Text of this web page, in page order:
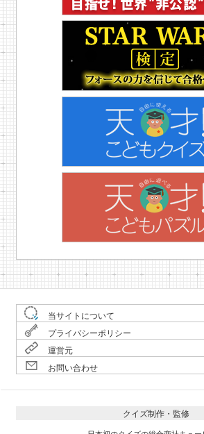
当サイトについて
プライバシーポリシー
運営元
お問い合わせ
クイズ制作・監修